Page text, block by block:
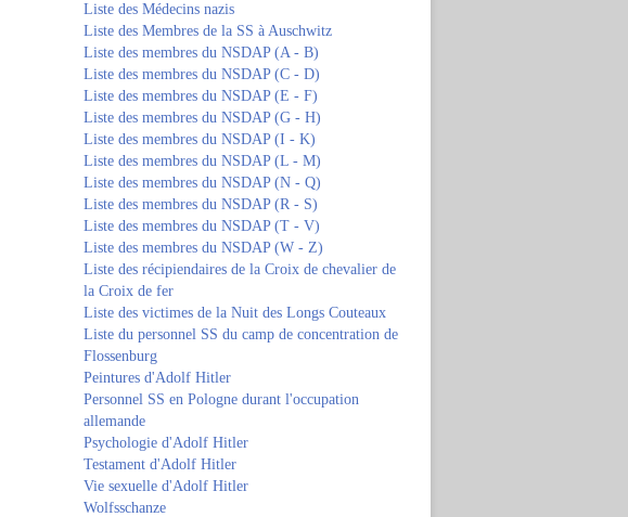
Liste des Médecins nazis
Liste des Membres de la SS à Auschwitz
Liste des membres du NSDAP (A - B)
Liste des membres du NSDAP (C - D)
Liste des membres du NSDAP (E - F)
Liste des membres du NSDAP (G - H)
Liste des membres du NSDAP (I - K)
Liste des membres du NSDAP (L - M)
Liste des membres du NSDAP (N - Q)
Liste des membres du NSDAP (R - S)
Liste des membres du NSDAP (T - V)
Liste des membres du NSDAP (W - Z)
Liste des récipiendaires de la Croix de chevalier de
la Croix de fer
Liste des victimes de la Nuit des Longs Couteaux
Liste du personnel SS du camp de concentration de
Flossenburg
Peintures d'Adolf Hitler
Personnel SS en Pologne durant l'occupation
allemande
Psychologie d'Adolf Hitler
Testament d'Adolf Hitler
Vie sexuelle d'Adolf Hitler
Wolfsschanze